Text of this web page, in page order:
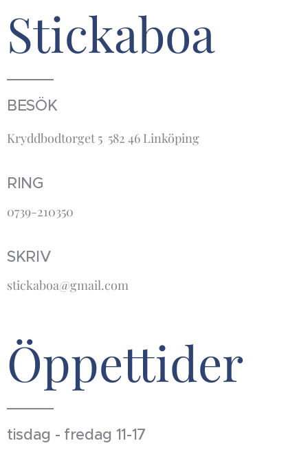
Stickaboa
BESÖK
Kryddbodtorget 5 582 46 Linköping
RING
0739-210350
SKRIV
stickaboa@gmail.com
Öppettider
tisdag - fredag 11-17